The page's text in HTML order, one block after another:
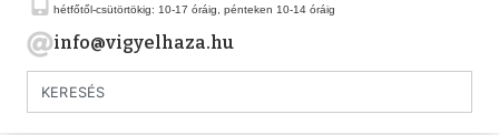
hétfőtől-csütörtökig: 10-17 óráig, pénteken 10-14 óráig
info@vigyelhaza.hu